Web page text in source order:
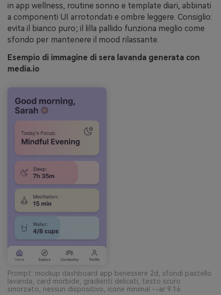
in app wellness, routine sonno e template diari, abbinati
a componenti UI arrotondati e ombre leggere. Consiglio:
evita il bianco puro; il lilla pallido funziona meglio come
sfondo per mantenere il mood rilassante.
Esempio di immagine di sera lavanda generata con
media.io
Prompt: mockup dashboard app benessere 2d, sfondi pastello
lavanda, card morbide, gradienti delicati, testo scuro
smorzato, nessun dispositivo, icone minimal --ar 9:16